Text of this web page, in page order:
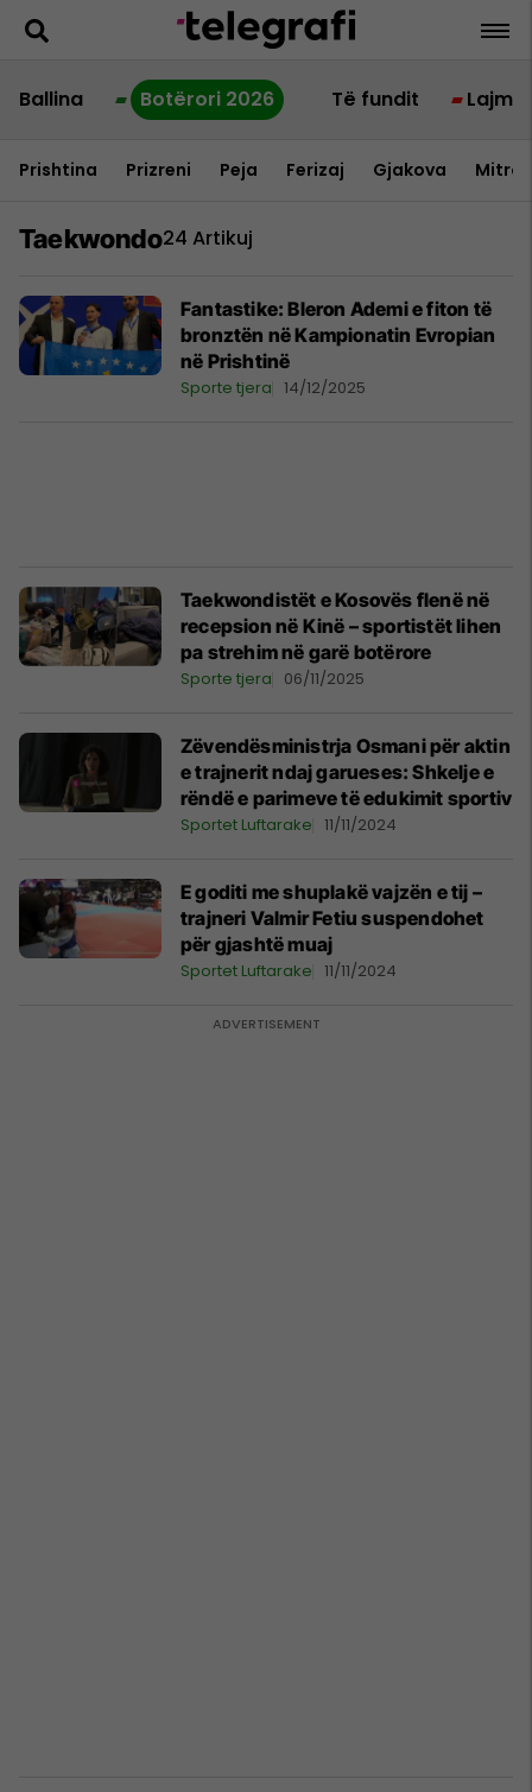
Ballina Botërori 2026 Të fundit Lajme
Prishtina Prizreni Peja Ferizaj Gjakova
Taekwondo24 Artikuj
Fantastike: Bleron Ademi e fiton të
bronztën në Kampionatin Evropian
në Prishtinë
Sporte tjera 14/12/2025
Taekwondistët e Kosovës flenë në
recepsion në Kinë – sportistët lihen
pa strehim në garë botërore
Sporte tjera 06/11/2025
Zëvendësministrja Osmani për aktin
e trajnerit ndaj garueses: Shkelje e
rëndë e parimeve të edukimit sportiv
Sportet Luftarake 11/11/2024
E goditi me shuplakë vajzën e tij –
trajneri Valmir Fetiu suspendohet
për gjashtë muaj
Sportet Luftarake 11/11/2024